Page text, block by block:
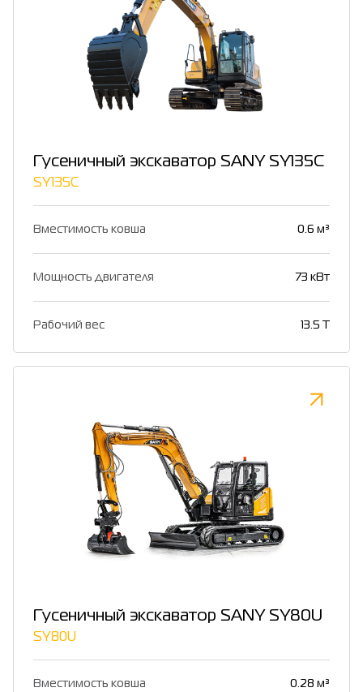
Гусеничный экскаватор SANY SY135C
SY135C
Вместимость ковша 0.6 м³
Мощность двигателя 73 кВт
Рабочий вес 13.5 T
Гусеничный экскаватор SANY SY80U
SY80U
Вместимость ковша 0.28 м³